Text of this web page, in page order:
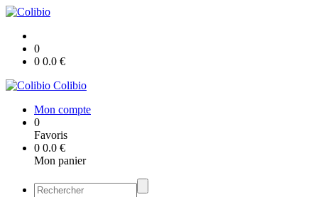
0
0 0.0 €
Colibio
Mon compte
0
Favoris
0 0.0 €
Mon panier